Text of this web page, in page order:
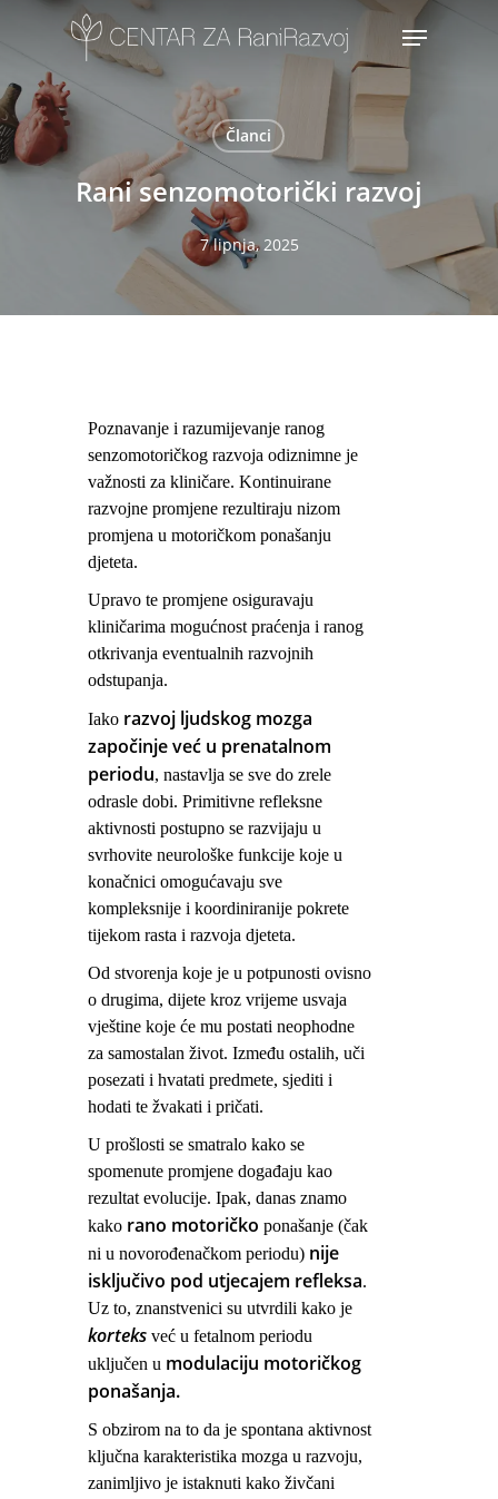
content
Menu
Članci
Rani senzomotorički razvoj
7 lipnja, 2025
Poznavanje i razumijevanje ranog
senzomotoričkog razvoja odiznimne je
važnosti za kliničare. Kontinuirane
razvojne promjene rezultiraju nizom
promjena u motoričkom ponašanju
djeteta.
Upravo te promjene osiguravaju
kliničarima mogućnost praćenja i ranog
otkrivanja eventualnih razvojnih
odstupanja.
Iako razvoj ljudskog mozga
započinje već u prenatalnom
periodu, nastavlja se sve do zrele
odrasle dobi. Primitivne refleksne
aktivnosti postupno se razvijaju u
svrhovite neurološke funkcije koje u
konačnici omogućavaju sve
kompleksnije i koordiniranije pokrete
tijekom rasta i razvoja djeteta.
Od stvorenja koje je u potpunosti ovisno
o drugima, dijete kroz vrijeme usvaja
vještine koje će mu postati neophodne
za samostalan život. Između ostalih, uči
posezati i hvatati predmete, sjediti i
hodati te žvakati i pričati.
U prošlosti se smatralo kako se
spomenute promjene događaju kao
rezultat evolucije. Ipak, danas znamo
kako rano motoričko ponašanje (čak
ni u novorođenačkom periodu) nije
isključivo pod utjecajem refleksa.
Uz to, znanstvenici su utvrdili kako je
korteks već u fetalnom periodu
uključen u modulaciju motoričkog
ponašanja.
S obzirom na to da je spontana aktivnost
ključna karakteristika mozga u razvoju,
zanimljivo je istaknuti kako živčani